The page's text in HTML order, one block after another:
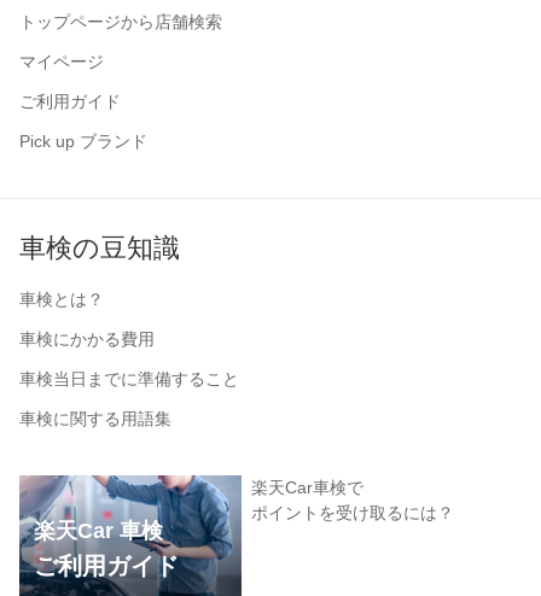
トップページから店舗検索
マイページ
ご利用ガイド
Pick up ブランド
車検の豆知識
車検とは？
車検にかかる費用
車検当日までに準備すること
車検に関する用語集
楽天Car 車検
ご利用ガイド
楽天Car車検で
ポイントを受け取るには？